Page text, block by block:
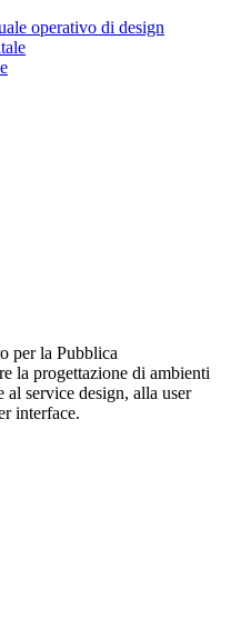
operativo di design
per la Pubblica
la progettazione di ambienti
service design, alla user
interface.